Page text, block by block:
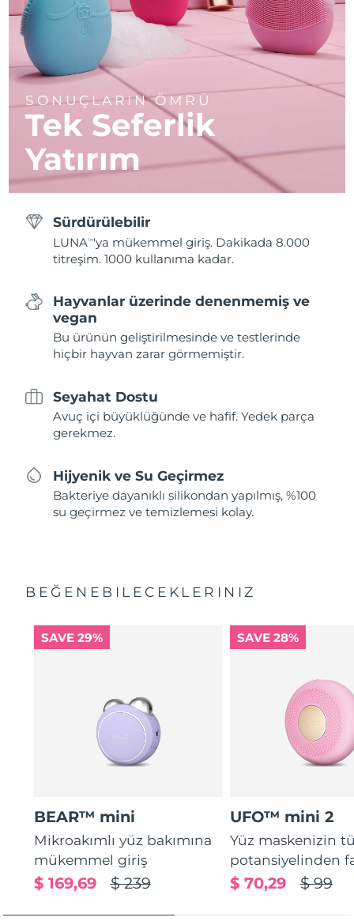
SONUÇLARIN ÖMRÜ
Tek Seferlik
Yatırım
Sürdürülebilir
LUNATM 'ya mükemmel giriş. Dakikada 8.000
titreşim. 1000 kullanıma kadar.
Hayvanlar üzerinde denenmemiş ve
vegan
Bu ürünün geliştirilmesinde ve testlerinde
hiçbir hayvan zarar görmemiştir.
Seyahat Dostu
Avuç içi büyüklüğünde ve hafif. Yedek parça
gerekmez.
Hijyenik ve Su Geçirmez
Bakteriye dayanıklı silikondan yapılmış, %100
su geçirmez ve temizlemesi kolay.
BEĞENEBILECEKLERINIZ
SAVE 29%
BEAR™ mini
Mikroakımlı yüz bakımına
mükemmel giriş
$ 239
$ 169,69
SAVE 28%
UFO™ mini 2
Yüz maskenizin
potansiyelinden
$ 99
$ 70,29